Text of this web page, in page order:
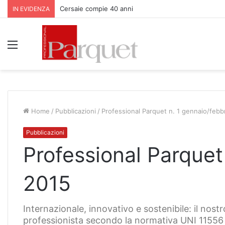
IN EVIDENZA Cersaie compie 40 anni
Home / Pubblicazioni / Professional Parquet n. 1 gennaio/
Pubblicazioni
Professional
2015
Internazionale, innovativo e sostenibile: il
professionista secondo la normativa UNI 11556